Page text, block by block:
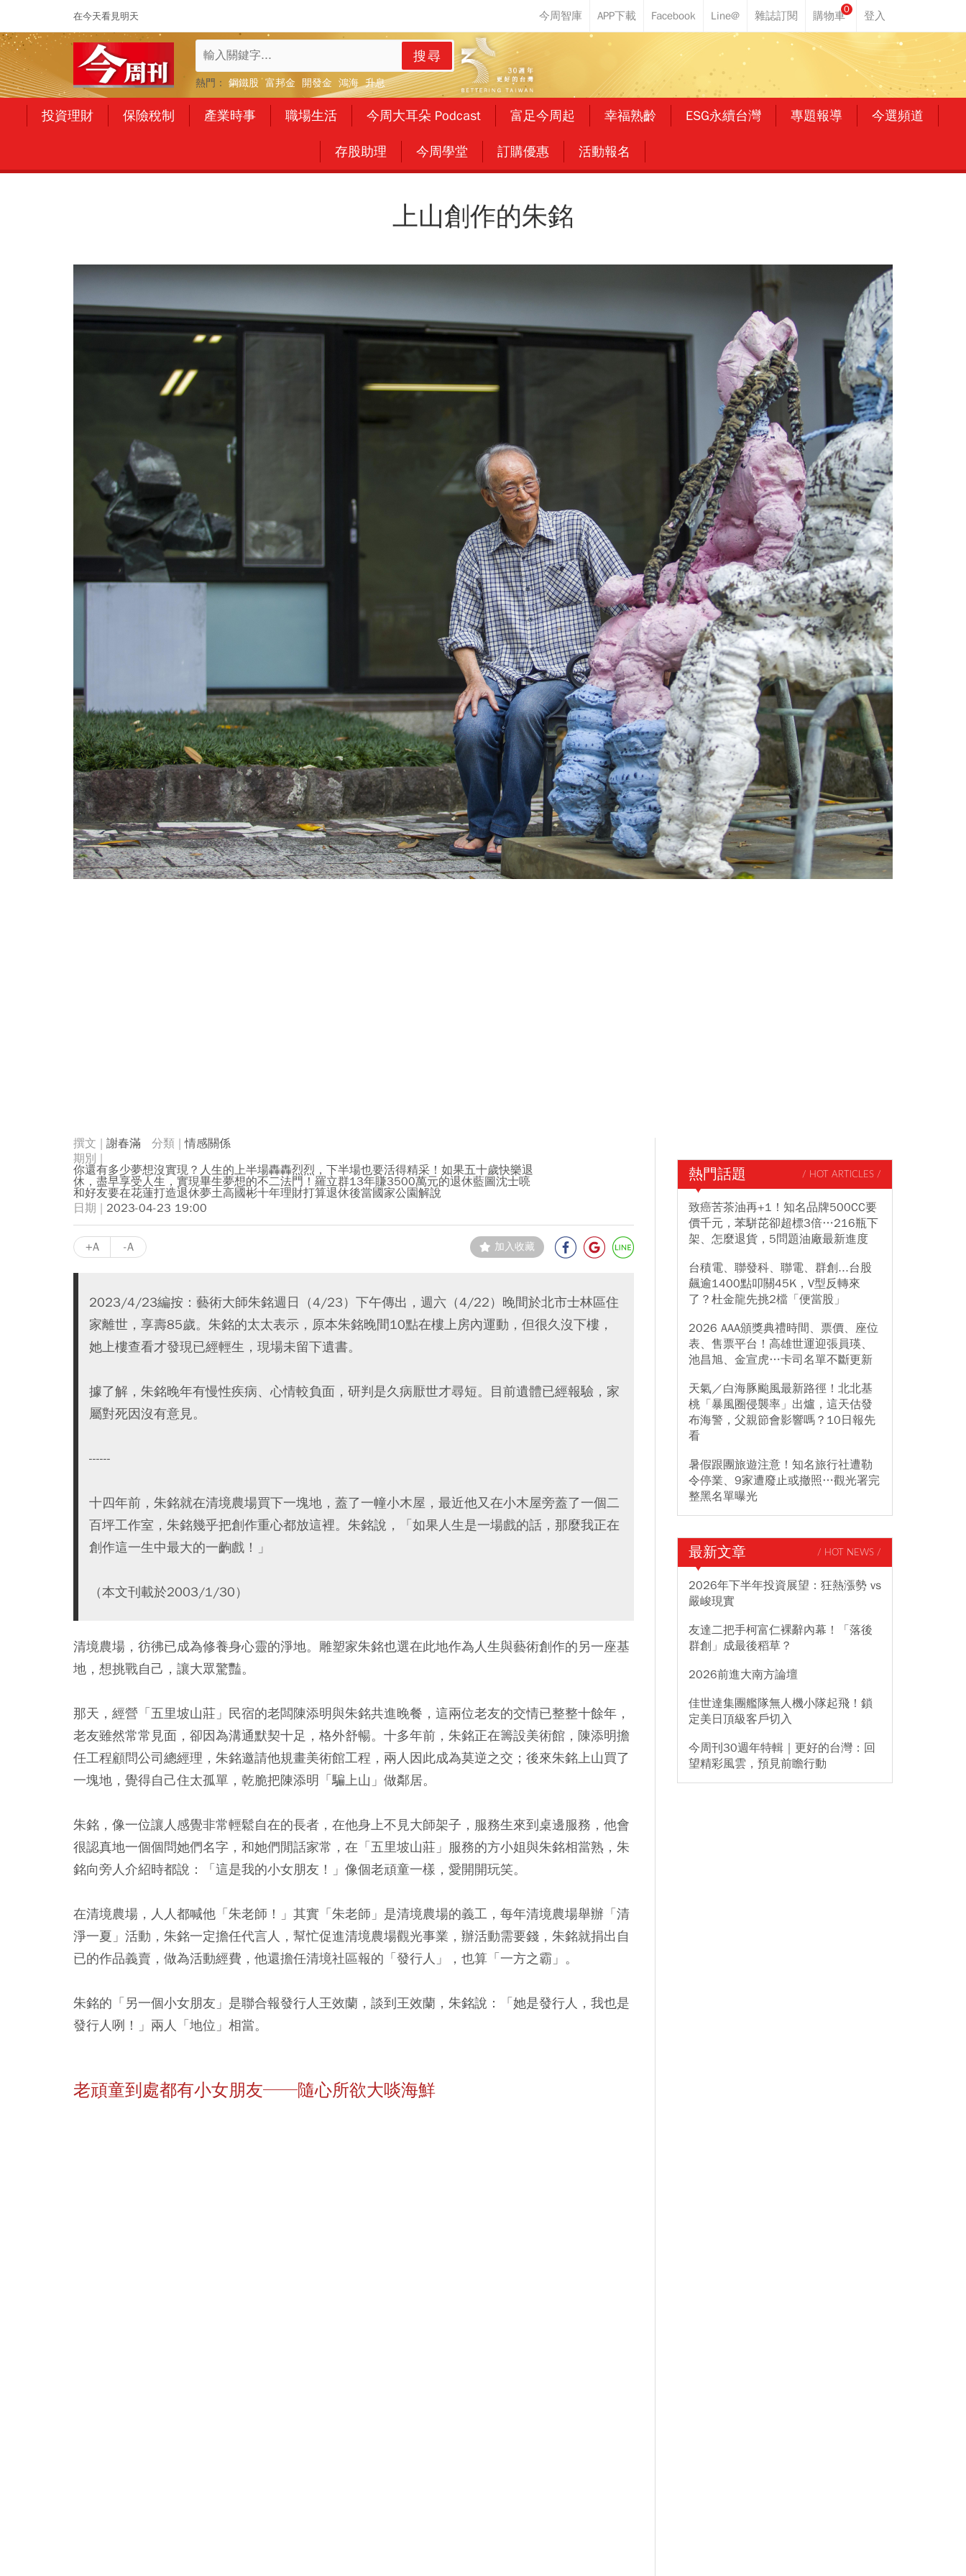
在今天看見明天
0
搜尋
熱門： 鋼鐵股 富邦金 開發金 鴻海 升息
投資理財 保險稅制 產業時事 職場生活 今周大耳朵 Podcast 富足今周起 幸福熟齡 ESG永續台灣 專題報導 今選頻道
存股助理 今周學堂 訂購優惠 活動報名
上山創作的朱銘
謝春滿
情感關係
你還有多少夢想沒實現？人生的上半場轟轟烈烈，下半場也要活得精采！如果五十歲快樂退
休，盡早享受人生，實現畢生夢想的不二法門！羅立群13年賺3500萬元的退休藍圖沈士喨
和好友要在花蓮打造退休夢土高國彬十年理財打算退休後當國家公園解說
2023-04-23 19:00
+A -A 加入收藏
2023/4/23編按：藝術大師朱銘週日（4/23）下午傳出，週六（4/22）晚間於北市士林區住
家離世，享壽85歲。朱銘的太太表示，原本朱銘晚間10點在樓上房內運動，但很久沒下樓，
她上樓查看才發現已經輕生，現場未留下遺書。
據了解，朱銘晚年有慢性疾病、心情較負面，研判是久病厭世才尋短。目前遺體已經報驗，家
屬對死因沒有意見。
------
十四年前，朱銘就在清境農場買下一塊地，蓋了一幢小木屋，最近他又在小木屋旁蓋了一個二
百坪工作室，朱銘幾乎把創作重心都放這裡。朱銘說，「如果人生是一場戲的話，那麼我正在
創作這一生中最大的一齣戲！」
（本文刊載於2003/1/30）
清境農場，彷彿已成為修養身心靈的淨地。雕塑家朱銘也選在此地作為人生與藝術創作的另一座基
地，想挑戰自己，讓大眾驚豔。
那天，經營「五里坡山莊」民宿的老闆陳添明與朱銘共進晚餐，這兩位老友的交情已整整十餘年，
老友雖然常常見面，卻因為溝通默契十足，格外舒暢。十多年前，朱銘正在籌設美術館，陳添明擔
任工程顧問公司總經理，朱銘邀請他規畫美術館工程，兩人因此成為莫逆之交；後來朱銘上山買了
一塊地，覺得自己住太孤單，乾脆把陳添明「騙上山」做鄰居。
朱銘，像一位讓人感覺非常輕鬆自在的長者，在他身上不見大師架子，服務生來到桌邊服務，他會
很認真地一個個問她們名字，和她們閒話家常，在「五里坡山莊」服務的方小姐與朱銘相當熟，朱
銘向旁人介紹時都說：「這是我的小女朋友！」像個老頑童一樣，愛開開玩笑。
在清境農場，人人都喊他「朱老師！」其實「朱老師」是清境農場的義工，每年清境農場舉辦「清
淨一夏」活動，朱銘一定擔任代言人，幫忙促進清境農場觀光事業，辦活動需要錢，朱銘就捐出自
已的作品義賣，做為活動經費，他還擔任清境社區報的「發行人」，也算「一方之霸」。
朱銘的「另一個小女朋友」是聯合報發行人王效蘭，談到王效蘭，朱銘說：「她是發行人，我也是
發行人咧！」兩人「地位」相當。
老頑童到處都有小女朋友──隨心所欲大啖海鮮
熱門話題 / HOT ARTICLES /
致癌苦茶油再+1！知名品牌500CC要
價千元，苯駢芘卻超標3倍…216瓶下
架、怎麼退貨，5問題油廠最新進度
台積電、聯發科、聯電、群創...台股
飆逾1400點叩關45K，V型反轉來
了？杜金龍先挑2檔「便當股」
2026 AAA頒獎典禮時間、票價、座位
表、售票平台！高雄世運迎張員瑛、
池昌旭、金宣虎…卡司名單不斷更新
天氣／白海豚颱風最新路徑！北北基
桃「暴風圈侵襲率」出爐，這天估發
布海警，父親節會影響嗎？10日報先
看
暑假跟團旅遊注意！知名旅行社遭勒
令停業、9家遭廢止或撤照…觀光署完
整黑名單曝光
最新文章 / HOT NEWS /
2026年下半年投資展望：狂熱漲勢 vs
嚴峻現實
友達二把手柯富仁裸辭內幕！「落後
群創」成最後稻草？
2026前進大南方論壇
佳世達集團艦隊無人機小隊起飛！鎖
定美日頂級客戶切入
今周刊30週年特輯｜更好的台灣：回
望精彩風雲，預見前瞻行動